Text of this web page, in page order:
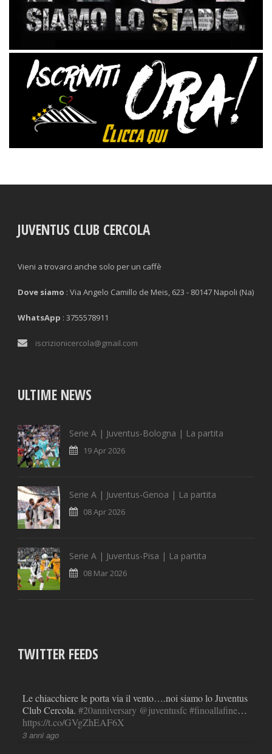
JUVENTUS CLUB CERCOLA
Vieni a trovarci anche solo per un caffè
Dove siamo : Via Angelo Camillo de Meis, 623 - 80147 Napoli (Na)
WhatsApp : 3755578911
iscrizionicercola@gmail.com
ULTIME NEWS
Serie A | Juventus-Bologna | La partita
19 Apr 2026
Serie A | Juventus-Genoa | La partita
08 Apr 2026
Serie A | Juventus-Pisa | La partita
08 Mar 2026
TWITTER FEEDS
Le chiacchiere le porta via il vento….noi siamo lo Juventus
Club Cercola. #20anniversary @juventusfc#finoallafine…
https://t.co/GVgZhEAF6X
3 anni ago